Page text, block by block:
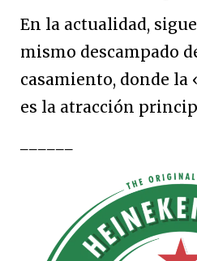
En la actualidad,
mismo descampado
casamiento, donde la
es la atracción